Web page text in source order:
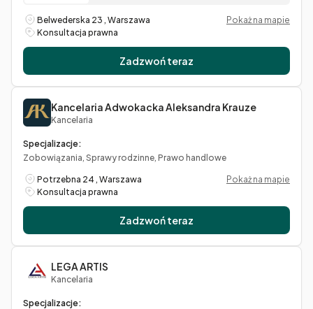
Belwederska 23 , Warszawa
Pokaż na mapie
Konsultacja prawna
Zadzwoń teraz
Kancelaria Adwokacka Aleksandra Krauze
Kancelaria
Specjalizacje:
Zobowiązania, Sprawy rodzinne, Prawo handlowe
Potrzebna 24 , Warszawa
Pokaż na mapie
Konsultacja prawna
Zadzwoń teraz
LEGA ARTIS
Kancelaria
Specjalizacje: